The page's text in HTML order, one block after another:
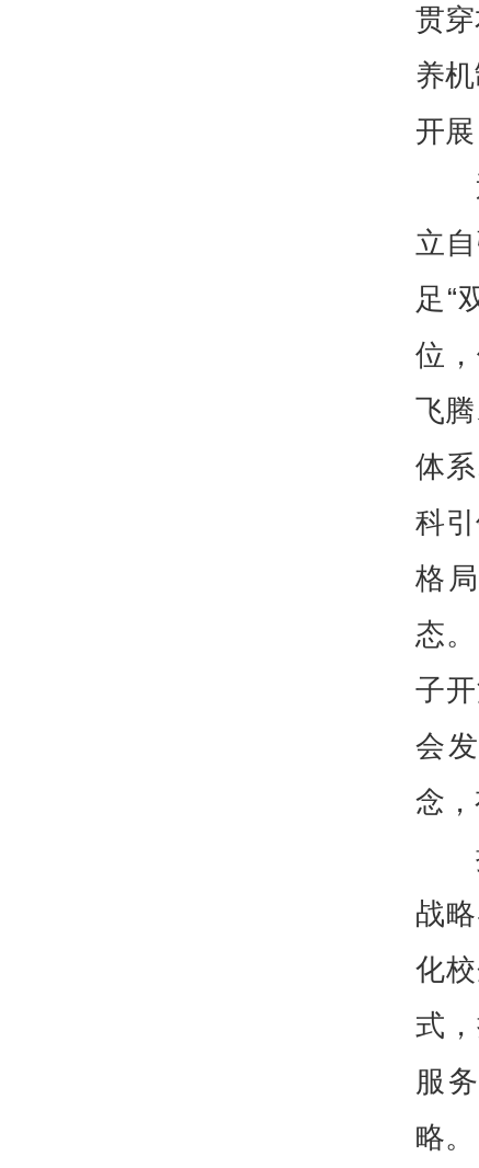
贯
养
开
立
足“
位
飞
体
科
格
态
子
会
念
战
化
式
服
略